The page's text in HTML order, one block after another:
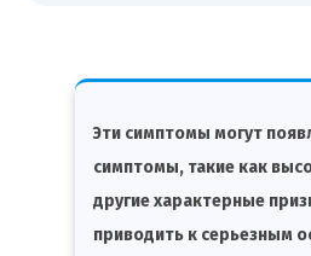
Эти симптомы могут
симптомы, такие как
другие характерные
приводить к серьезным